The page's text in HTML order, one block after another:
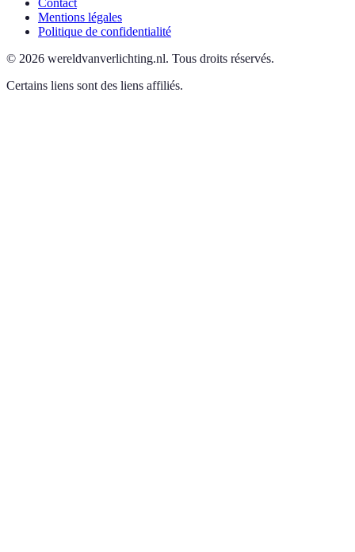
Contact
Mentions légales
Politique de confidentialité
© 2026 wereldvanverlichting.nl. Tous droits réservés.
Certains liens sont des liens affiliés.